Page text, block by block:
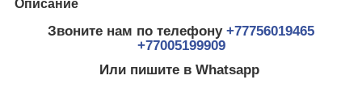
Описание
Звоните нам по телефону +77756019465
+77005199909
Или пишите в Whatsapp